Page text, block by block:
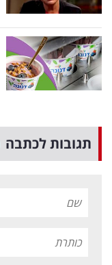
תגובות לכתבה